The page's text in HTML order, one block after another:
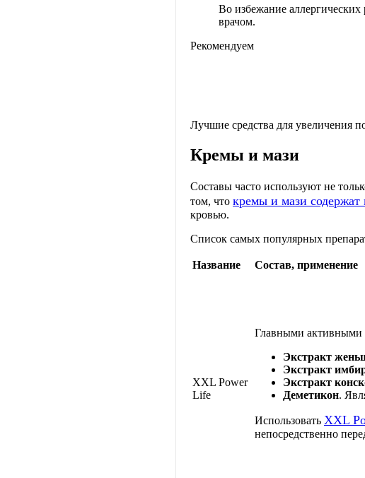
Во избежание
врачом.
Рекомендуем
Лучшие средства для увеличения
Кремы и мази
Составы часто используют не
том, что кремы и мази
кровью.
Список самых популярных
Название Состав, применение
XXL Power
Life
Главными активными
Экстракт
Экстракт
Экстракт
Деметикон.
Использовать XXL
непосредственно